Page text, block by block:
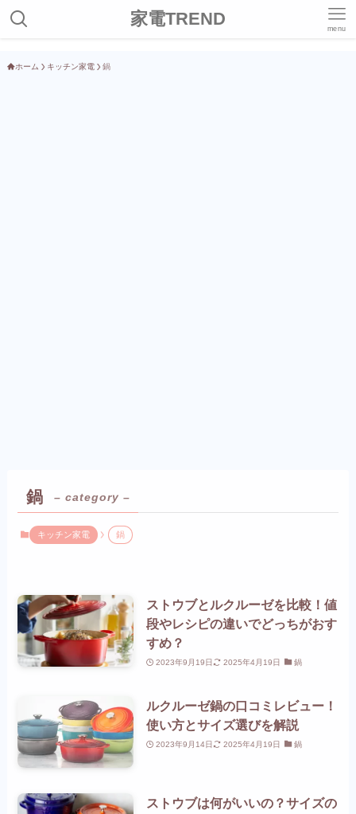
家電TREND menu
ホーム キッチン家電 鍋
鍋 – category –
キッチン家電 鍋
ストウブとルクルーゼを比較！値
段やレシピの違いでどっちがおす
すめ？
2023年9月19日 2025年4月19日 鍋
ルクルーゼ鍋の口コミレビュー！
使い方とサイズ選びを解説
2023年9月14日 2025年4月19日 鍋
ストウブは何がいいの？サイズの